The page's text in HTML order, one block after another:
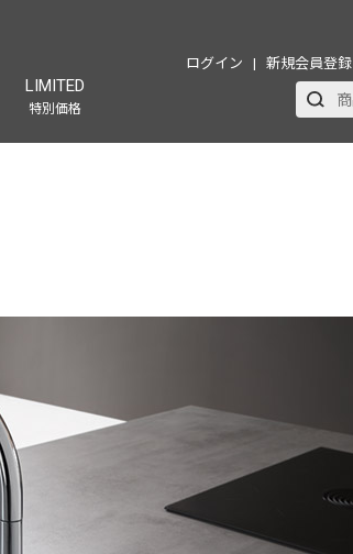
ログイン 新規会員登録
LIMITED
特別価格